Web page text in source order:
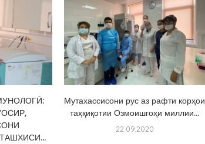
Мутахассисони рус аз рафти корҳои
таҳқиқотии Озмоишгоҳи миллии...
22.09.2020